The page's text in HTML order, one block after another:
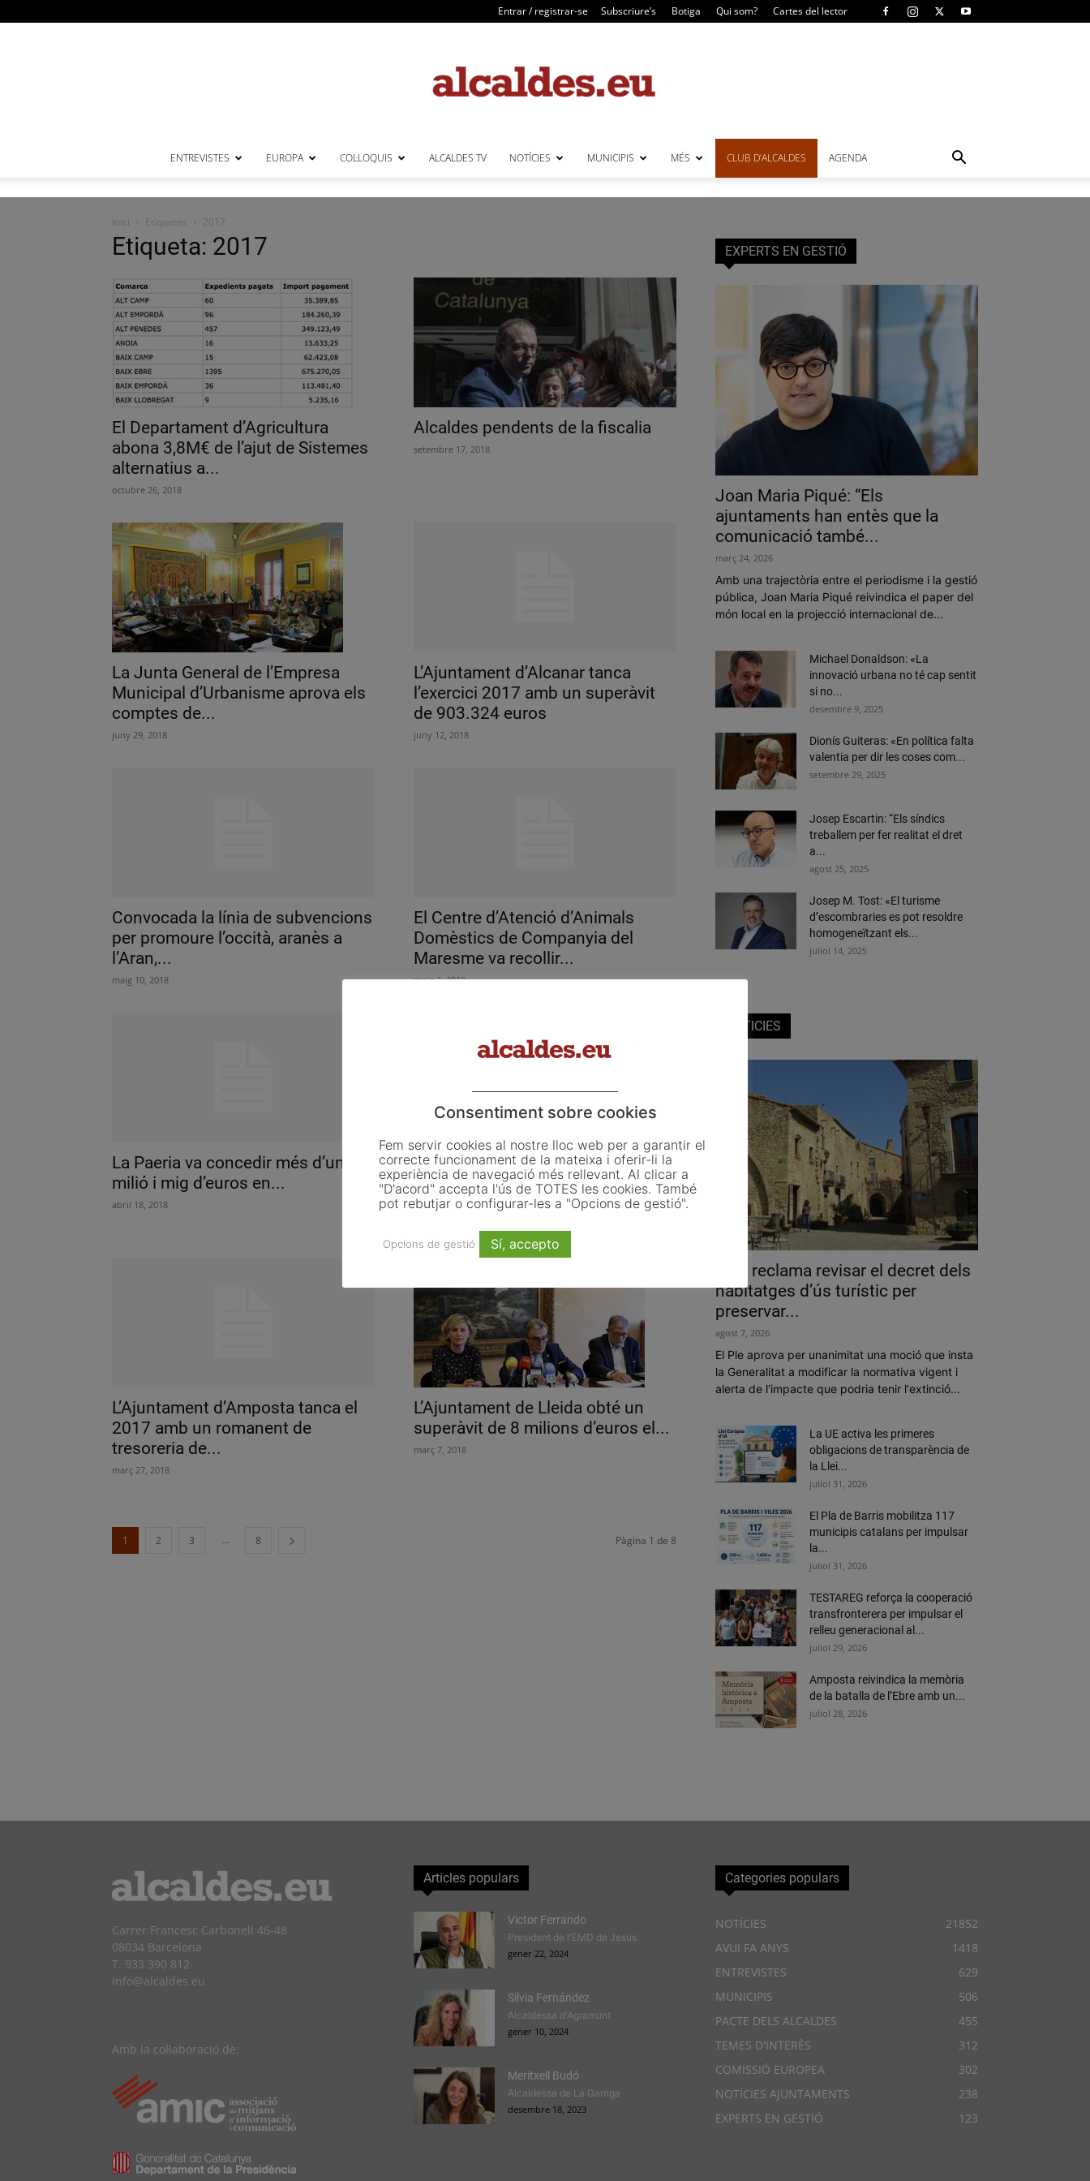
Entrar / registrar-se Subscriure’s Botiga Qui som? Cartes del lector
ENTREVISTES EUROPA COL·LOQUIS ALCALDES TV NOTÍCIES MUNICIPIS MÉS CLUB D’ALCALDES AGENDA
Inici Etiquetes 2017
Etiqueta: 2017
El Departament d’Agricultura
abona 3,8M€ de l’ajut de Sistemes
alternatius a...
octubre 26, 2018
Alcaldes pendents de la fiscalia
setembre 17, 2018
La Junta General de l’Empresa
Municipal d’Urbanisme aprova els
comptes de...
juny 29, 2018
L’Ajuntament d’Alcanar tanca
l’exercici 2017 amb un superàvit
de 903.324 euros
juny 12, 2018
Convocada la línia de subvencions
per promoure l’occità, aranès a
l’Aran,...
maig 10, 2018
El Centre d’Atenció d’Animals
Domèstics de Companyia del
Maresme va recollir...
maig 3, 2018
La Paeria va concedir més d’un
milió i mig d’euros en...
abril 18, 2018
L’Ajuntament de Mataró tanca
l’exercici 2017 amb un superàvit
de 8,2...
L’Ajuntament d’Amposta tanca el
2017 amb un romanent de
tresoreria de...
març 27, 2018
L’Ajuntament de Lleida obté un
superàvit de 8 milions d’euros el...
març 7, 2018
1 2 3 ... 8 Pàgina 1 de 8
EXPERTS EN GESTIÓ
Joan Maria Piqué: “Els
ajuntaments han entès que la
comunicació també...
març 24, 2026
Amb una trajectòria entre el periodisme i la gestió
pública, Joan Maria Piqué reivindica el paper del
món local en la projecció internacional de...
Michael Donaldson: «La
innovació urbana no té cap sentit
si no...
desembre 9, 2025
Dionís Guiteras: «En política falta
valentia per dir les coses com...
setembre 29, 2025
Josep Escartin: “Els síndics
treballem per fer realitat el dret
a...
agost 25, 2025
Josep M. Tost: «El turisme
d’escombraries es pot resoldre
homogeneïtzant els...
juliol 14, 2025
NOTICIES
Pals reclama revisar el decret dels
habitatges d’ús turístic per
preservar...
agost 7, 2026
El Ple aprova per unanimitat una moció que insta
la Generalitat a modificar la normativa vigent i
alerta de l'impacte que podria tenir l'extinció...
La UE activa les primeres
obligacions de transparència de
la Llei...
juliol 31, 2026
El Pla de Barris mobilitza 117
municipis catalans per impulsar
la...
juliol 31, 2026
TESTAREG reforça la cooperació
transfronterera per impulsar el
relleu generacional al...
juliol 29, 2026
Amposta reivindica la memòria
de la batalla de l’Ebre amb un...
juliol 28, 2026
Carrer Francesc Carbonell 46-48
08034 Barcelona
T. 933 390 812
info@alcaldes.eu
Amb la col·laboració de:
Articles populars
Victor Ferrando
President de l'EMD de Jesús
gener 22, 2024
Sílvia Fernández
Alcaldessa d'Agramunt
gener 10, 2024
Meritxell Budó
Alcaldessa de La Garriga
desembre 18, 2023
Categories populars
NOTÍCIES
21852
AVUI FA ANYS
1418
ENTREVISTES
629
MUNICIPIS
506
PACTE DELS ALCALDES
455
TEMES D'INTERÈS
312
COMISSIÓ EUROPEA
302
NOTÍCIES AJUNTAMENTS
238
EXPERTS EN GESTIÓ
123
Consentiment sobre cookies
Fem servir cookies al nostre lloc web per a garantir el
correcte funcionament de la mateixa i oferir-li la
experiència de navegació més rellevant. Al clicar a
"D'acord" accepta l'ús de TOTES les cookies. També
pot rebutjar o configurar-les a "Opcions de gestió".
Opcions de gestió Sí, accepto